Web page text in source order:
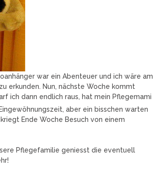
war ein Abenteuer und ich wäre am
erkunden. Nun, nächste Woche kommt
ich dann endlich raus, hat mein Pflegemami
aber ein bisschen warten
Ende Woche Besuch von einem
Pflegefamilie geniesst die eventuell